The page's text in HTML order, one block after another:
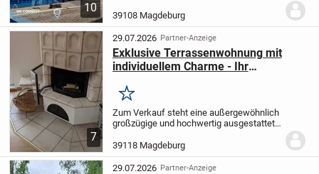
10
Wohnfläche von 53,75 m², die das Beste
aus jedem Quadratmeter herausholt.
Dank des separaten...
39108 Magdeburg
7
29.07.2026 Partner-Anzeige
Exklusive Terrassenwohnung mit
individuellem Charme - Ihr
Merken
Zum Verkauf steht eine außergewöhnlich
großzügige und hochwertig ausgestattete
Wohnfläche und insgesamt ca. 180 m²
Wohn-/Nutzfläche. Die Wohnung befindet
sich als einzige...
39118 Magdeburg
29.07.2026 Partner-Anzeige